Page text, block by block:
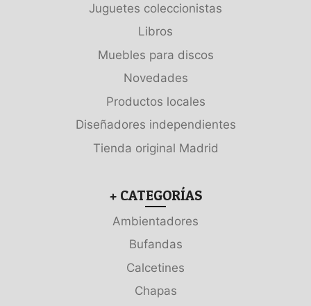
Juguetes coleccionistas
Libros
Muebles para discos
Novedades
Productos locales
Diseñadores independientes
Tienda original Madrid
+ CATEGORÍAS
Ambientadores
Bufandas
Calcetines
Chapas